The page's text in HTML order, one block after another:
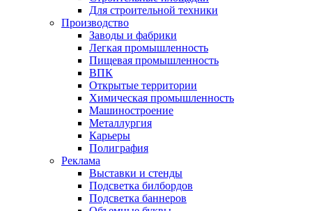
Для строительной техники
Производство
Заводы и фабрики
Легкая промышленность
Пищевая промышленность
ВПК
Открытые территории
Химическая промышленность
Машиностроение
Металлургия
Карьеры
Полиграфия
Реклама
Выставки и стенды
Подсветка билбордов
Подсветка баннеров